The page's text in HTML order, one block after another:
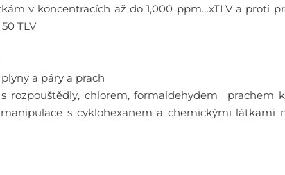
v koncentracích až do 1,000 ppm…xTLV a proti
TLV
plyny a páry a prach
s rozpouštědly, chlorem, formaldehydem prachem
s cyklohexanem a chemickými látkami